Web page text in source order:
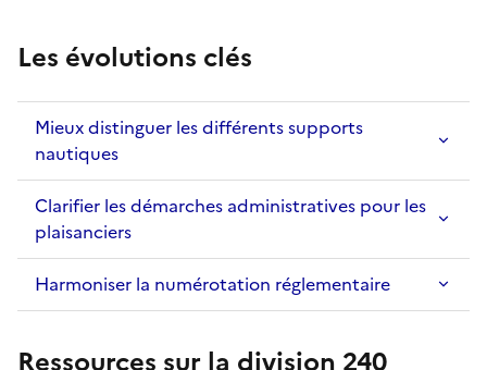
Les évolutions clés
Mieux distinguer les différents supports
nautiques
Clarifier les démarches administratives pour les
plaisanciers
Harmoniser la numérotation réglementaire
Ressources sur la division 240